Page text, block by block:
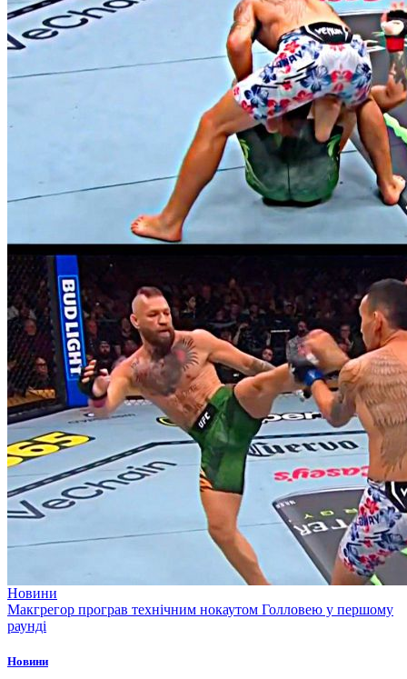
Новини
Макгрегор програв технічним нокаутом Голловею у першому
раунді
Новини